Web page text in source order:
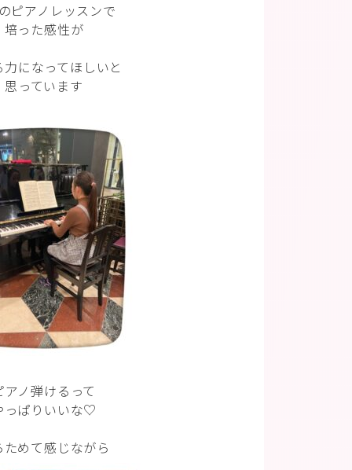
ピアノレッスンで
培った感性が
になってほしいと
思っています
アノ弾けるって
っぱりいいな♡
ためて感じながら